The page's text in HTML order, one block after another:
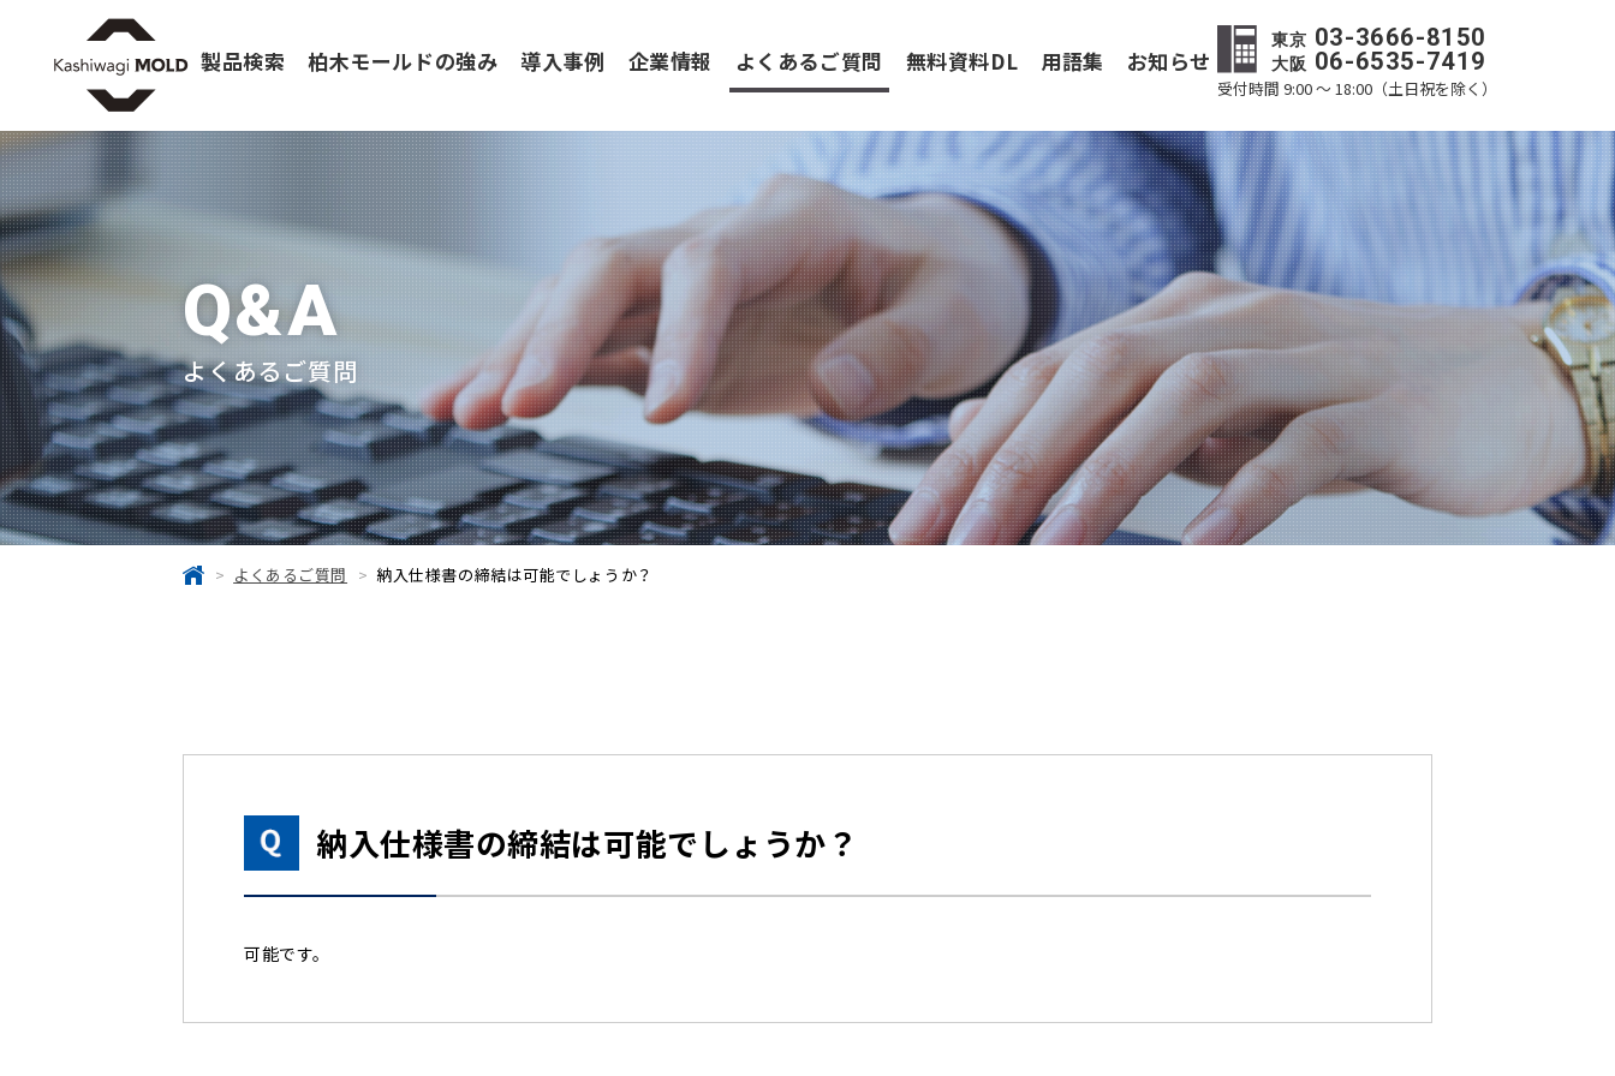
製品検索 柏木モールドの強み 導入事例 企業情報 よくあるご質問 無料資料DL 用語集 お知らせ
東京 03-3666-8150
大阪 06-6535-7419
受付時間 9:00 ～ 18:00（土日祝を除く）
Q&A
よくあるご質問
よくあるご質問 納入仕様書の締結は可能でしょうか？
納入仕様書の締結は可能でしょうか？
可能です。